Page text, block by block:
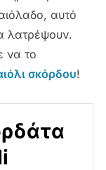
αυτό
λατρέψουν.
να το
σκόρδου!